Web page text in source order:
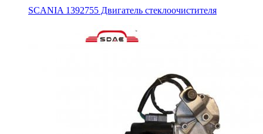
SCANIA 1392755 Двигатель стеклоочистителя